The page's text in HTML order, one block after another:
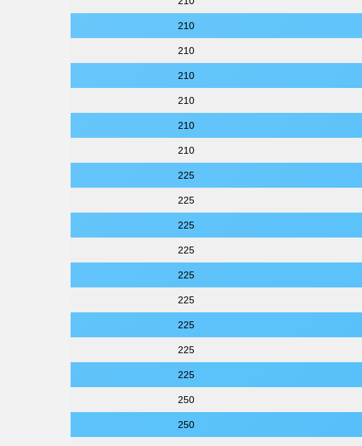
210
210
210
210
210
210
225
225
225
225
225
225
225
225
225
250
250